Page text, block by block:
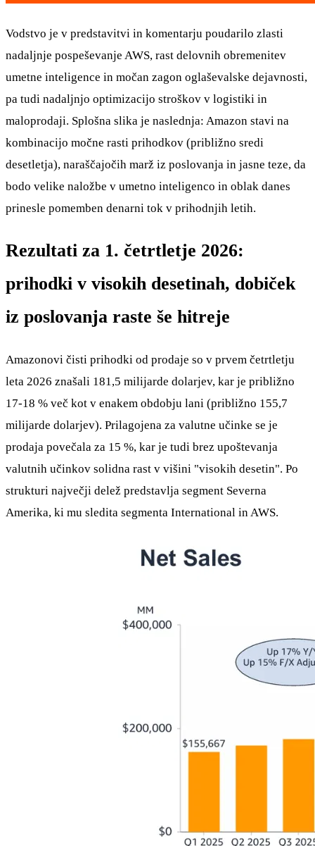
Vodstvo je v predstavitvi in komentarju poudarilo zlasti
nadaljnje pospeševanje AWS, rast delovnih obremenitev
umetne inteligence in močan zagon oglaševalske dejavnosti,
pa tudi nadaljnjo optimizacijo stroškov v logistiki in
maloprodaji. Splošna slika je naslednja: Amazon stavi na
kombinacijo močne rasti prihodkov (približno sredi
desetletja), naraščajočih marž iz poslovanja in jasne teze, da
bodo velike naložbe v umetno inteligenco in oblak danes
prinesle pomemben denarni tok v prihodnjih letih.
Rezultati za 1. četrtletje 2026:
prihodki v visokih desetinah, dobiček
iz poslovanja raste še hitreje
Amazonovi čisti prihodki od prodaje so v prvem četrtletju
leta 2026 znašali 181,5 milijarde dolarjev, kar je približno
17-18 % več kot v enakem obdobju lani (približno 155,7
milijarde dolarjev). Prilagojena za valutne učinke se je
prodaja povečala za 15 %, kar je tudi brez upoštevanja
valutnih učinkov solidna rast v višini "visokih desetin". Po
strukturi največji delež predstavlja segment Severna
Amerika, ki mu sledita segmenta International in AWS.